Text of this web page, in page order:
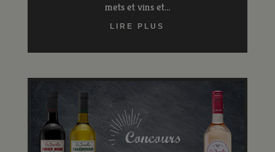
mets et vins et...
LIRE PLUS